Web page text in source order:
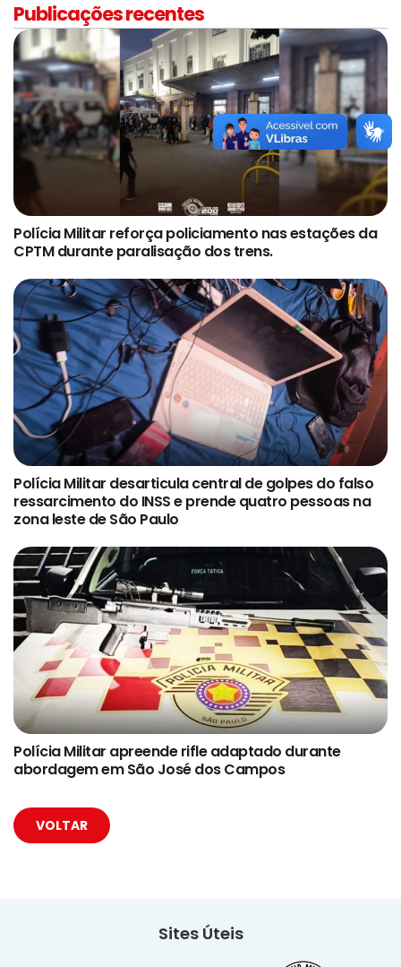
Publicações recentes
Polícia Militar reforça policiamento nas estações da
CPTM durante paralisação dos trens.
Polícia Militar desarticula central de golpes do falso
ressarcimento do INSS e prende quatro pessoas na
zona leste de São Paulo
Polícia Militar apreende rifle adaptado durante
abordagem em São José dos Campos
VOLTAR
Sites Úteis